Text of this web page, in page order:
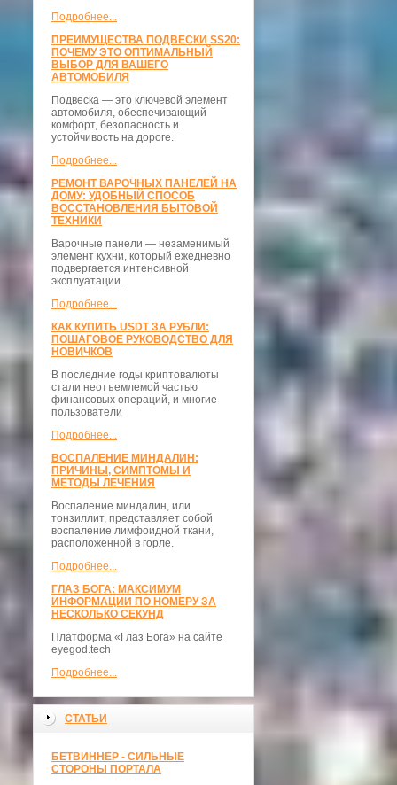
Подробнее...
ПРЕИМУЩЕСТВА ПОДВЕСКИ SS20:
ПОЧЕМУ ЭТО ОПТИМАЛЬНЫЙ
ВЫБОР ДЛЯ ВАШЕГО
АВТОМОБИЛЯ
Подвеска — это ключевой элемент
автомобиля, обеспечивающий
комфорт, безопасность и
устойчивость на дороге.
Подробнее...
РЕМОНТ ВАРОЧНЫХ ПАНЕЛЕЙ НА
ДОМУ: УДОБНЫЙ СПОСОБ
ВОССТАНОВЛЕНИЯ БЫТОВОЙ
ТЕХНИКИ
Варочные панели — незаменимый
элемент кухни, который ежедневно
подвергается интенсивной
эксплуатации.
Подробнее...
КАК КУПИТЬ USDT ЗА РУБЛИ:
ПОШАГОВОЕ РУКОВОДСТВО ДЛЯ
НОВИЧКОВ
В последние годы криптовалюты
стали неотъемлемой частью
финансовых операций, и многие
пользователи
Подробнее...
ВОСПАЛЕНИЕ МИНДАЛИН:
ПРИЧИНЫ, СИМПТОМЫ И
МЕТОДЫ ЛЕЧЕНИЯ
Воспаление миндалин, или
тонзиллит, представляет собой
воспаление лимфоидной ткани,
расположенной в горле.
Подробнее...
ГЛАЗ БОГА: МАКСИМУМ
ИНФОРМАЦИИ ПО НОМЕРУ ЗА
НЕСКОЛЬКО СЕКУНД
Платформа «Глаз Бога» на сайте
eyegod.tech
Подробнее...
СТАТЬИ
БЕТВИННЕР - СИЛЬНЫЕ
СТОРОНЫ ПОРТАЛА